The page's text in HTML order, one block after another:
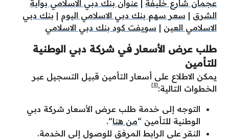
عجمان شارع خليفة | عنوان بنك دبي الاسلامي بوابة
الشرق | سعر سهم بنك دبي الاسلامي اليوم | بنك دبي
الاسلامي العين | سويفت كود بنك دبي الاسلامي
طلب عرض الأسعار في شركة دبي الوطنية
للتأمين
يمكن الاطلاع على أسعار التأمين قبيل التسجيل عبر
الخطوات التالية:[3]
التوجه إلى خدمة طلب عرض الأسعار شركة دبي
الوطنية للتأمين “من هنا“.
النقر على الرابط المرفق للوصول إلى الخدمة.